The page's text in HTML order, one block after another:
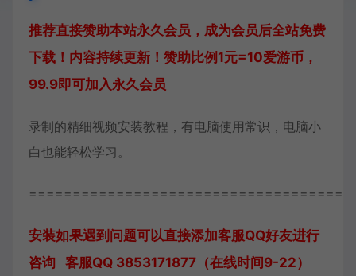
推荐直接赞助本站永久会员，成为会员后全站免费
下载！内容持续更新！赞助比例1元=10爱游币，
99.9即可加入永久会员
录制的精细视频安装教程，有电脑使用常识，电脑小
白也能轻松学习。
安装如果遇到问题可以直接添加客服QQ好友进行
咨询 客服QQ 3853171877（在线时间9-22）